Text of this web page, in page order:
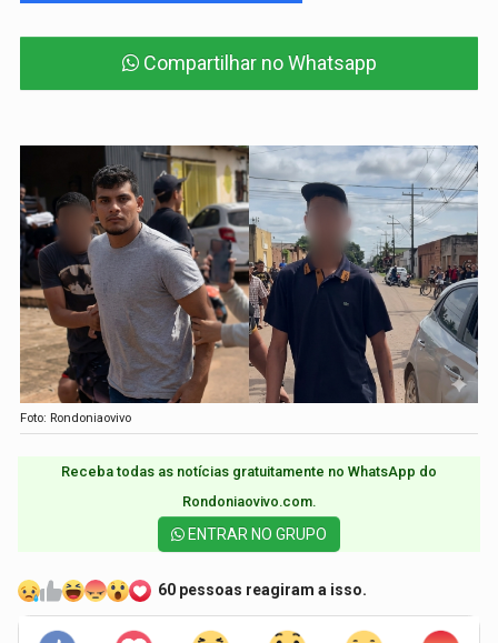
Compartilhar no Whatsapp
Foto: Rondoniaovivo
Receba todas as notícias gratuitamente no WhatsApp do
Rondoniaovivo.com.​
ENTRAR NO GRUPO
60 pessoas reagiram a isso.